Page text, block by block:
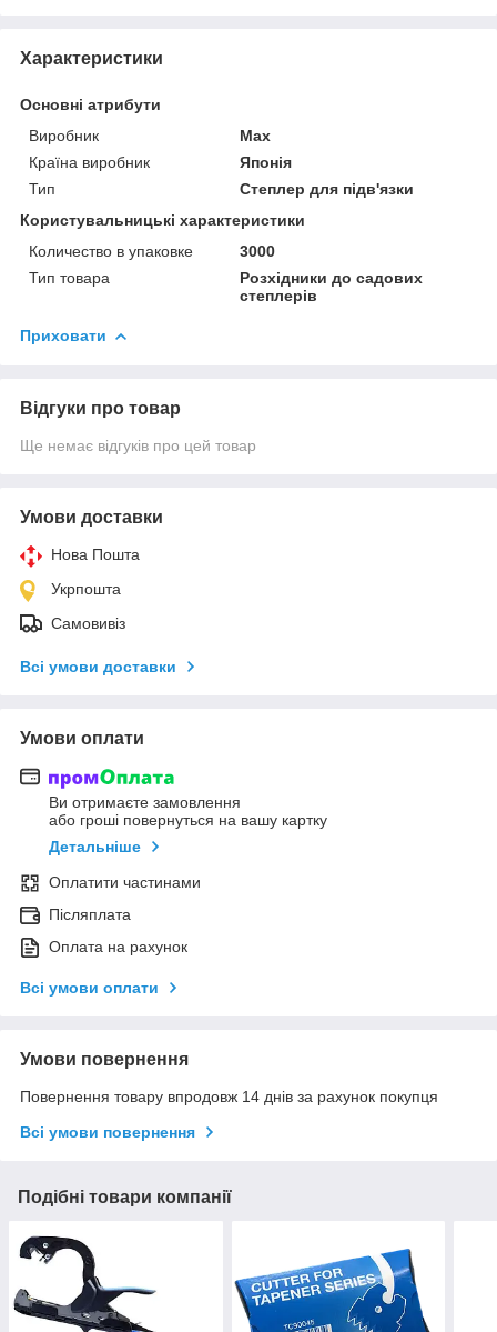
Характеристики
Основні атрибути
Виробник
Max
Країна виробник
Японія
Тип
Степлер для підв'язки
Користувальницькі характеристики
Количество в упаковке
3000
Тип товара
Розхідники до садових
степлерів
Приховати
Відгуки про товар
Ще немає відгуків про цей товар
Умови доставки
Нова Пошта
Укрпошта
Самовивіз
Всі умови доставки
Умови оплати
Ви отримаєте замовлення
або гроші повернуться на вашу картку
Детальніше
Оплатити частинами
Післяплата
Оплата на рахунок
Всі умови оплати
Умови повернення
Повернення товару впродовж 14 днів за рахунок покупця
Всі умови повернення
Подібні товари компанії